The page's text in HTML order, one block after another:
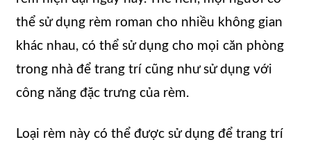
thể sử dụng rèm roman cho nhiều không gian
khác nhau, có thể sử dụng cho mọi căn phòng
trong nhà để trang trí cũng như sử dụng với
công năng đặc trưng của rèm.
Loại rèm này có thể được sử dụng để trang trí